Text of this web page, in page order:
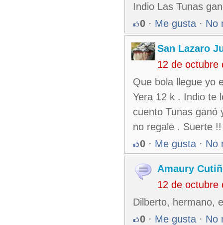
Indio Las Tunas
0 · Me gusta · No
San Lazaro
12 de octubre
Que bola llegue yo
Yera 12 k . Indio te
cuento Tunas ganó
no regale . Suerte !!
0 · Me gusta · No
Amaury
12 de octubre
Dilberto, hermano,
0 · Me gusta · No